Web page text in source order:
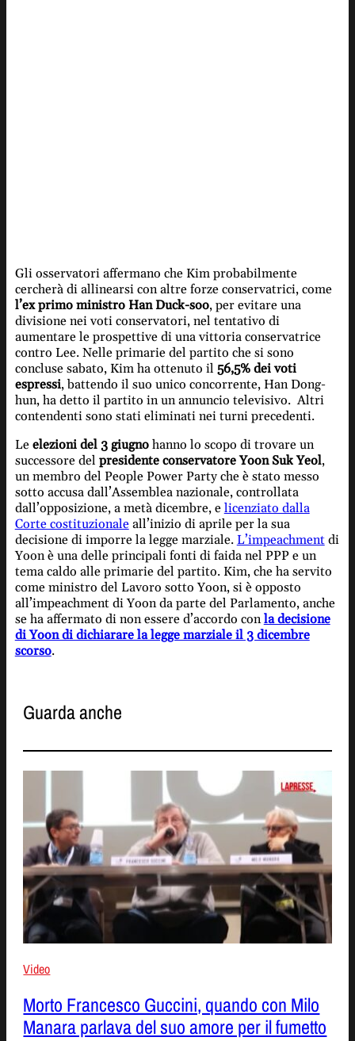
Gli osservatori affermano che Kim probabilmente
cercherà di allinearsi con altre forze conservatrici, come
l’ex primo ministro Han Duck-soo, per evitare una
divisione nei voti conservatori, nel tentativo di
aumentare le prospettive di una vittoria conservatrice
contro Lee. Nelle primarie del partito che si sono
concluse sabato, Kim ha ottenuto il 56,5% dei voti
espressi, battendo il suo unico concorrente, Han Dong-
hun, ha detto il partito in un annuncio televisivo. Altri
contendenti sono stati eliminati nei turni precedenti.
Le elezioni del 3 giugnohanno lo scopo di trovare un
successore del presidente conservatore Yoon Suk Yeol,
un membro del People Power Party che è stato messo
sotto accusa dall’Assemblea nazionale, controllata
dall’opposizione, a metà dicembre, e licenziato dalla
Corte costituzionaleall’inizio di aprile per la sua
decisione di imporre la legge marziale. L’impeachmentdi
Yoon è una delle principali fonti di faida nel PPP e un
tema caldo alle primarie del partito. Kim, che ha servito
come ministro del Lavoro sotto Yoon, si è opposto
all’impeachment di Yoon da parte del Parlamento, anche
se ha affermato di non essere d’accordo conla decisione
di Yoon di dichiarare la legge marziale il 3 dicembre
scorso.
Guarda anche
Video
Morto Francesco Guccini, quando con Milo
Manara parlava del suo amore per il fumetto